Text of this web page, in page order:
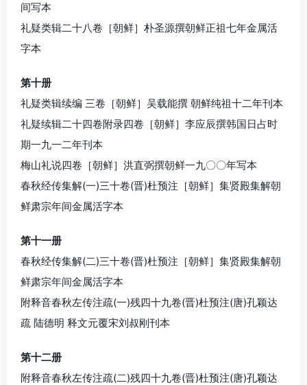
间写本
礼疑类辑二十八卷［朝鲜］朴圣源撰朝鲜正祖七年金属活
字本
第十册
礼疑类辑续编 三卷［朝鲜］吴载能撰 朝鲜纯祖十二年刊本
礼疑续辑二十四卷附录四卷［朝鲜］李应辰撰韩国日占时
期一九一二年刊本
梅山礼说四卷［朝鲜］洪直弼撰朝鲜一九〇〇年写本
春秋经传集解(一)三十卷(晋)杜预注［朝鲜］集贤殿集解朝
鲜肃宗年间金属活字本
第十一册
春秋经传集解(二)三十卷(晋)杜预注［朝鲜］集贤殿集解朝
鲜肃宗年间金属活字本
附释音春秋左传注疏(一)残四十九卷(晋)杜预注(唐)孔颖达
疏 陆德明 释文元覆宋刘叔刚刊本
第十二册
附释音春秋左传注疏(二)残四十九卷(晋)杜预注(唐)孔颖达